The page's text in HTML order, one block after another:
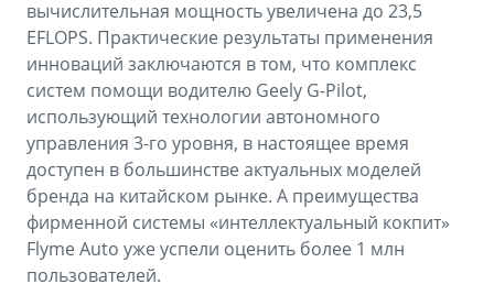
вычислительная мощность увеличена до 23,5
EFLOPS. Практические результаты применения
инноваций заключаются в том, что комплекс
систем помощи водителю Geely G-Pilot,
использующий технологии автономного
управления 3-го уровня, в настоящее время
доступен в большинстве актуальных моделей
бренда на китайском рынке. А преимущества
фирменной системы «интеллектуальный кокпит»
Flyme Auto уже успели оценить более 1 млн
пользователей.